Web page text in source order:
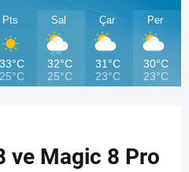
Pts
33°C
25°C
Sal
32°C
25°C
Çar
31°C
23°C
Per
30°C
23°C
ve Magic 8 Pro